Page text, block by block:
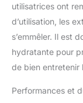
utilisatrices ont
d’utilisation, les
s’emmêler. Il est
hydratante pour
de bien entretenir
Performances et